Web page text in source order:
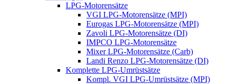
LPG-Motorensätze
VGI LPG-Motorensätze (MPI)
Eurogas LPG-Motorensätze (MPI)
Zavoli LPG-Motorensätze (DI)
IMPCO LPG-Motorensätze
Mixer LPG-Motorensätze (Carb)
Landi Renzo LPG-Motorensätze (DI)
Komplette LPG-Umrüstsätze
Kompl. VGI LPG-Umrüstsätze (MPI)